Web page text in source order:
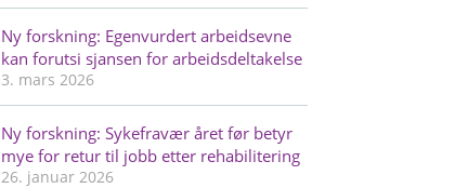
Ny forskning: Egenvurdert arbeidsevne
kan forutsi sjansen for arbeidsdeltakelse
3. mars 2026
Ny forskning: Sykefravær året før betyr
mye for retur til jobb etter rehabilitering
26. januar 2026